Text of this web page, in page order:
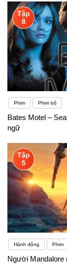
Tập
8
Phim Phim bộ
Bates Motel –
ngữ
Tập
5
Hành động Phim
Người Mandalore